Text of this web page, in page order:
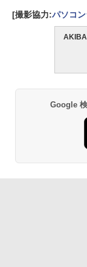
[撮影協力:パソコ
Google